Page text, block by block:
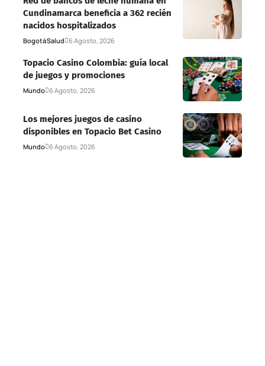
Cundinamarca beneficia a 362 recién
nacidos hospitalizados
BogotáSalud 6 Agosto, 2026
Topacio Casino Colombia: guía local
de juegos y promociones
Mundo 6 Agosto, 2026
Los mejores juegos de casino
disponibles en Topacio Bet Casino
Mundo 6 Agosto, 2026